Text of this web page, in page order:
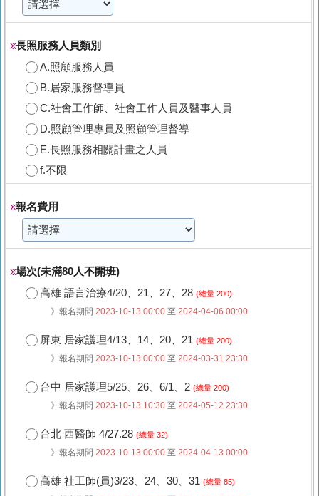
※長照服務人員類別
A.照顧服務人員
B.居家服務督導員
C.社會工作師、社會工作人員及醫事人員
D.照顧管理專員及照顧管理督導
E.長照服務相關計畫之人員
f.不限
※報名費用
※場次(未滿80人不開班)
高雄 語言治療4/20、21、27、28 (總量 200)
》報名期間 2023-10-13 00:00 至 2024-04-06 00:00
屏東 居家護理4/13、14、20、21 (總量 200)
》報名期間 2023-10-13 00:00 至 2024-03-31 23:30
台中 居家護理5/25、26、6/1、2 (總量 200)
》報名期間 2023-10-13 10:30 至 2024-05-12 23:30
台北 西醫師 4/27.28 (總量 32)
》報名期間 2023-10-13 00:00 至 2024-04-13 00:00
高雄 社工師(員)3/23、24、30、31 (總量 85)